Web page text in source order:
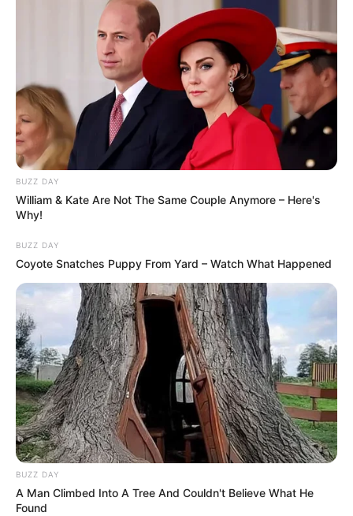
BUZZ DAY
William & Kate Are Not The Same Couple Anymore – Here's
Why!
BUZZ DAY
Coyote Snatches Puppy From Yard – Watch What Happened
BUZZ DAY
A Man Climbed Into A Tree And Couldn't Believe What He
Found